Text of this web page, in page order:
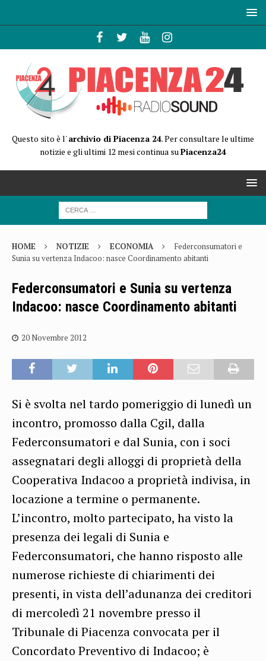
Questo sito è l'archivio di Piacenza 24. Per consultare le ultime
notizie e gli ultimi 12 mesi continua suPiacenza24
HOME NOTIZIE ECONOMIA
Federconsumatori e
Sunia su vertenza Indacoo: nasce Coordinamento abitanti
Federconsumatori e Sunia su vertenza
Indacoo: nasce Coordinamento abitanti
20 Novembre 2012
Si è svolta nel tardo pomeriggio di lunedì un
incontro, promosso dalla Cgil, dalla
Federconsumatori e dal Sunia, con i soci
assegnatari degli alloggi di proprietà della
Cooperativa Indacoo a proprietà indivisa, in
locazione a termine o permanente.
L’incontro, molto partecipato, ha visto la
presenza dei legali di Sunia e
Federconsumatori, che hanno risposto alle
numerose richieste di chiarimenti dei
presenti, in vista dell’adunanza dei creditori
di mercoledì 21 novembre presso il
Tribunale di Piacenza convocata per il
Concordato Preventivo di Indacoo; è